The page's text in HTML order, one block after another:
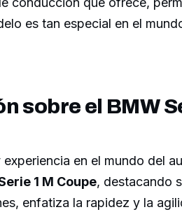
es tan especial en el
sobre el BMW
en el mundo del
1 M Coupe, destacando
enfatiza la rapidez y la